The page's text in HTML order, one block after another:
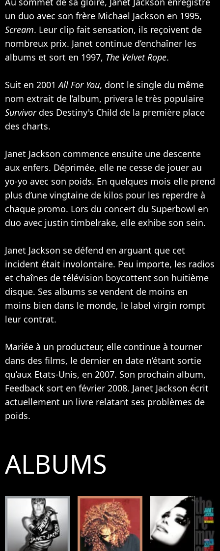
un duo avec son frère Michael Jackson en 1995,
Scream. Leur clip fait sensation, ils reçoivent de
nombreux prix. Janet continue d’enchaîner les
albums et sort en 1997, The Velvet Rope.
Suit en 2001 All For You, dont le single du même
nom extrait de l’album, privera le très populaire
Survivordes Destiny's Child de la première place
des charts.
Janet Jackson commence ensuite une descente
aux enfers. Déprimée, elle ne cesse de jouer au
yo-yo avec son poids. En quelques mois elle prend
plus d’une vingtaine de kilos pour les reperdre à
chaque promo. Lors du concert du Superbowl en
duo avec justin timbelrake, elle exhibe son sein.
Janet Jackson se défend en arguant que cet
incident était involontaire. Peu importe, les radios
et chaînes de télévision boycottent son huitième
disque. Ses albums se vendent de moins en
moins bien dans le monde, le label virgin rompt
leur contrat.
Mariée à un producteur, elle continue à tourner
dans des films, le dernier en date n’étant sortie
qu’aux Etats-Unis, en 2007. Son prochain album,
Feedback sort en février 2008. Janet Jackson écrit
actuellement un livre relatant ses problèmes de
poids.
ALBUMS